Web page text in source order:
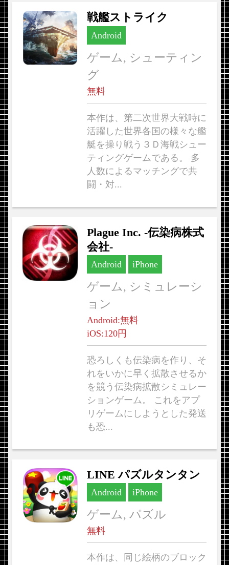
戦艦ストライク
Android
ゲーム, シューティン
グ
無料
本作は、第二次世界大戦時に
活躍した世界各国の様々な艦
艇を操り戦う３Ｄ海戦シュー
ティングゲームである。 多
人数によるマッチングで共
闘・対...
Plague Inc. -伝染病株式
会社-
Android iPhone
ゲーム, シミュレーシ
ョン
Android:無料
iOS:120円
恐ろしくも伝染病を作り、そ
れをいかに早く拡散させるか
を競う伝染病拡散シミュレー
ションゲーム。 これをアプ
リゲームにしようとした発送
も恐...
LINE パズルタンタン
Android iPhone
ゲーム, パズル
無料
本作は、同じ絵柄のブロック